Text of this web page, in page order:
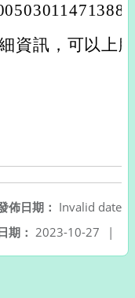
資訊，可以上
佈日期： Invalid date
期： 2023-10-27 |